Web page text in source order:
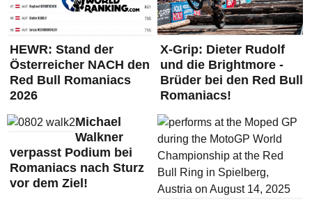
HEWR: Stand der
Österreicher NACH den
Red Bull Romaniacs
2026
X-Grip: Dieter Rudolf
und die Brightmore -
Brüder bei den Red Bull
Romaniacs!
Michael
Walkner
verpasst Podium bei
Romaniacs nach Sturz
vor dem Ziel!